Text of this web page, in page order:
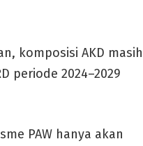
komposisi AKD masih
periode 2024–2029
PAW hanya akan